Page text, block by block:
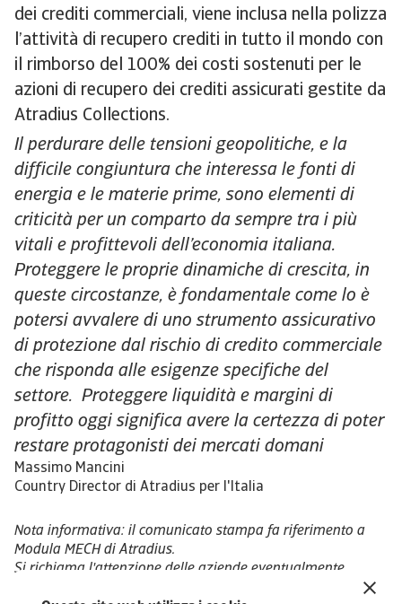
dei crediti commerciali, viene inclusa nella polizza
l’attività di recupero crediti in tutto il mondo con
il rimborso del 100% dei costi sostenuti per le
azioni di recupero dei crediti assicurati gestite da
Atradius Collections.
Il perdurare delle tensioni geopolitiche, e la
difficile congiuntura che interessa le fonti di
energia e le materie prime, sono elementi di
criticità per un comparto da sempre tra i più
vitali e profittevoli dell’economia italiana.
Proteggere le proprie dinamiche di crescita, in
queste circostanze, è fondamentale come lo è
potersi avvalere di uno strumento assicurativo
di protezione dal rischio di credito commerciale
che risponda alle esigenze specifiche del
settore. Proteggere liquidità e margini di
profitto oggi significa avere la certezza di poter
restare protagonisti dei mercati domani
Massimo Mancini
Country Director di Atradius per l'Italia
Nota informativa: il comunicato stampa fa riferimento a
Modula MECH di Atradius.
Si richiama l'attenzione delle aziende eventualmente